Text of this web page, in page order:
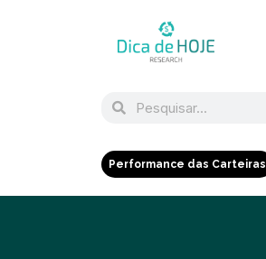
Performance das Carteiras